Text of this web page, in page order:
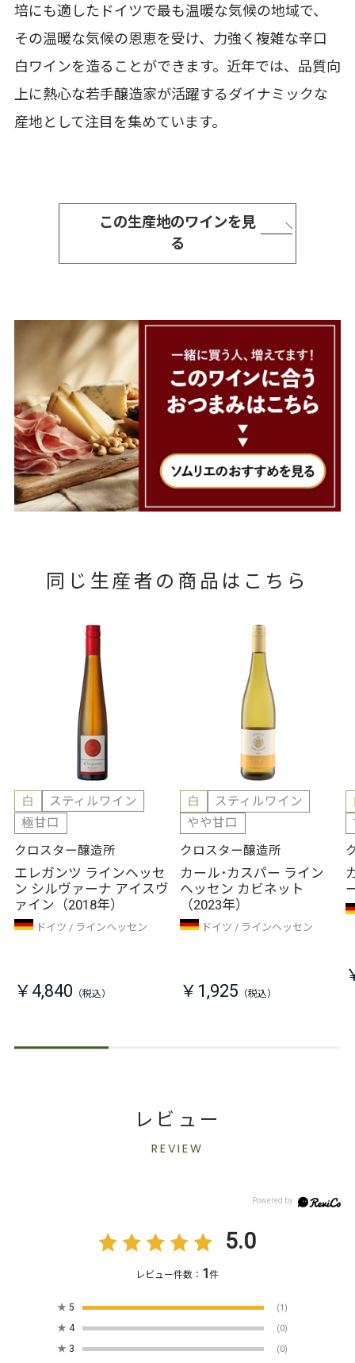
培にも適したドイツで最も温暖な気候の地域で、
その温暖な気候の恩恵を受け、力強く複雑な辛口
白ワインを造ることができます。近年では、品質向
上に熱心な若手醸造家が活躍するダイナミックな
産地として注目を集めています。
この生産地のワインを見
る
同じ生産者の商品はこちら
白
スティルワイン
極甘口
クロスター醸造所
エレガンツ ラインヘッセ
ン シルヴァーナ アイスヴ
ァイン（2018年）
ドイツ ラインヘッセン
￥4,840
白
スティルワイン
やや甘口
クロスター醸造所
カール･カスパー ライン
ヘッセン カビネット
（2023年）
ドイツ ラインヘッセン
￥1,925
レビュー
REVIEW
5.0
レビュー件数： 1件
★ 5 (1)
★ 4 (0)
★ 3 (0)